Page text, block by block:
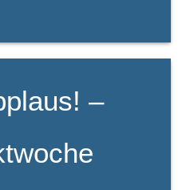
–